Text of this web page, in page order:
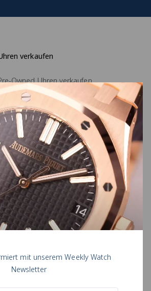
mit unserem Weekly Watch
Newsletter
verkaufen
Owned Uhren verkaufen
Uhr verkaufen
Uhr verkaufen
A. Lange & Söhne Uhr verkaufen
Audemars Piguet Uhr verkaufen
Patek Philippe Uhr verkaufen